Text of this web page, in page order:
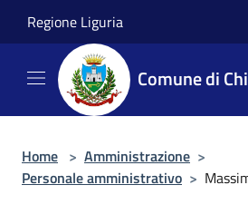
Regione Liguria
Comune di
Home > Amministrazione >
Personale amministrativo >